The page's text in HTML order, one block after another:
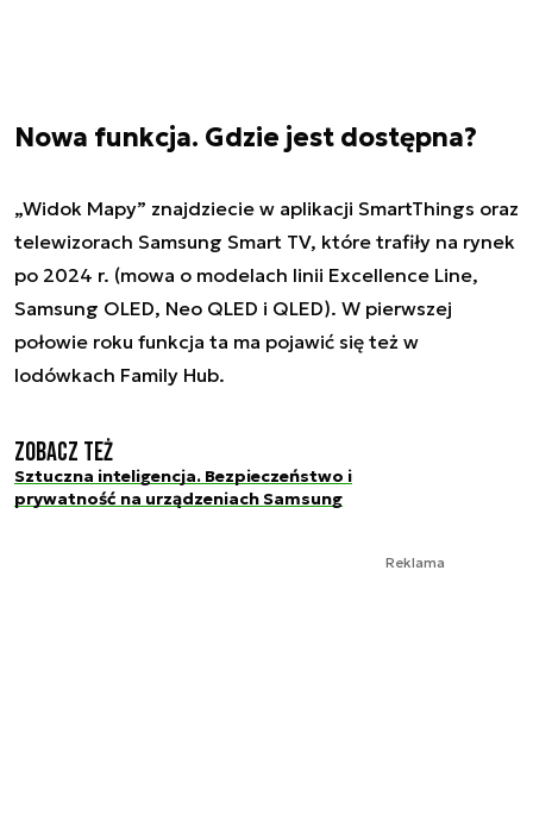
Nowa funkcja. Gdzie jest dostępna?
„Widok Mapy” znajdziecie w aplikacji SmartThings oraz
telewizorach Samsung Smart TV, które trafiły na rynek
po 2024 r. (mowa o modelach linii Excellence Line,
Samsung OLED, Neo QLED i QLED). W pierwszej
połowie roku funkcja ta ma pojawić się też w
lodówkach Family Hub.
Zobacz też
Sztuczna inteligencja. Bezpieczeństwo i
prywatność na urządzeniach Samsung
Reklama